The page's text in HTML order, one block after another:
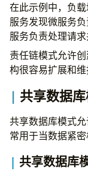
在此示例中，负
服务发现微服务
服务负责处理请求
责任链模式允许
构很容易扩展和维
共享数据
共享数据库模式
常用于当数据紧
共享数据库